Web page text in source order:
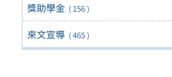
獎助學金 ( 156 )
來文宣導 ( 465 )